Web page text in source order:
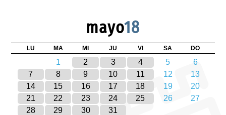
mayo18
LU MA MI JU VI SA DO
1 2 3 4 5
6
7
8 9 10 11 12
13
14
15 16 17 18 19
20
21
22 23 24 25 26
27
28
29 30 31